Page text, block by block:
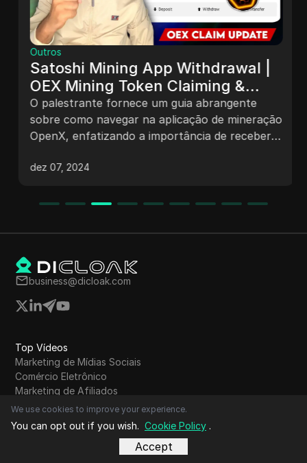
Outros
Satoshi Mining App Withdrawal |
OEX Mining Token Claiming &
Listing Update | Openex Mining
Update Retirada do Aplicativo de
Mineração de Satoshi |
Listagem de Token de Mineração
da Openex
O palestrante fornece um guia abrangente
sobre como navegar na aplicação de mineração
OpenX, enfatizando a importância de receber
sucedida do token. Eles discutem processos de
possíveis flutuações no preço do token. Além
taxas de rede e estratégias para maximização
dez 07, 2024
business@dicloak.com
Top Vídeos
Marketing de Mídias Sociais
Comércio Eletrônico
Marketing de Afiliados
Criptomoeda
Cultivo de airdrop
Publicidade Online
We use cookies to improve your experience.
You can opt out if you wish. Cookie Policy .
Accept